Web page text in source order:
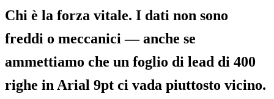
Chi è la forza vitale. I dati non sono
freddi o meccanici — anche se
ammettiamo che un foglio di lead di 400
righe in Arial 9pt ci vada piuttosto vicino.